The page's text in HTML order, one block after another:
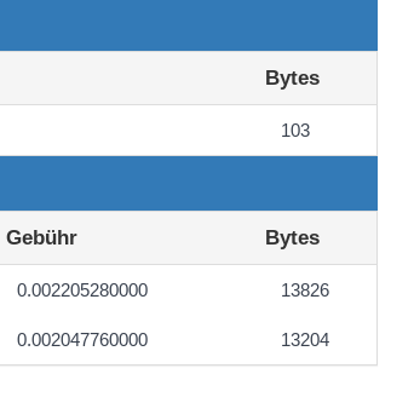
Bytes
103
Gebühr Bytes
0.002205280000 13826
0.002047760000 13204